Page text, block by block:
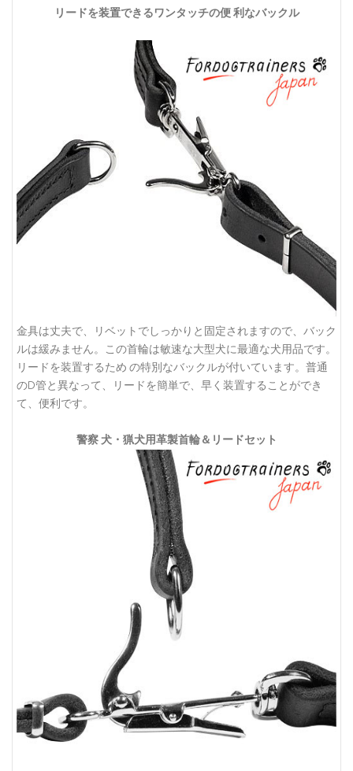
リードを装置できるワンタッチの便 利なバックル
金具は丈夫で、リベットでしっかりと固定されますので、バック
ルは緩みません。この首輪は敏速な大型犬に最適な犬用品です。
リードを装置するため の特別なバックルが付いています。普通
のD管と異なって、リードを簡単で、早く装置することができ
て、便利です。
警察 犬・猟犬用革製首輪＆リードセット